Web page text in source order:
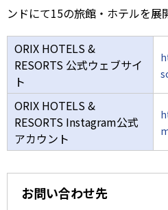
ンドにて15の旅館・ホテルを展
ORIX HOTELS &
RESORTS 公式ウェブサイ
ト
ORIX HOTELS &
RESORTS Instagram公式
アカウント
お問い合わせ先